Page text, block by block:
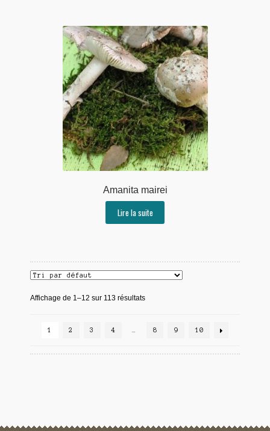
Amanita mairei
Lire la suite
Affichage de 1–12 sur 113 résultats
1 2 3 4 8 9 10